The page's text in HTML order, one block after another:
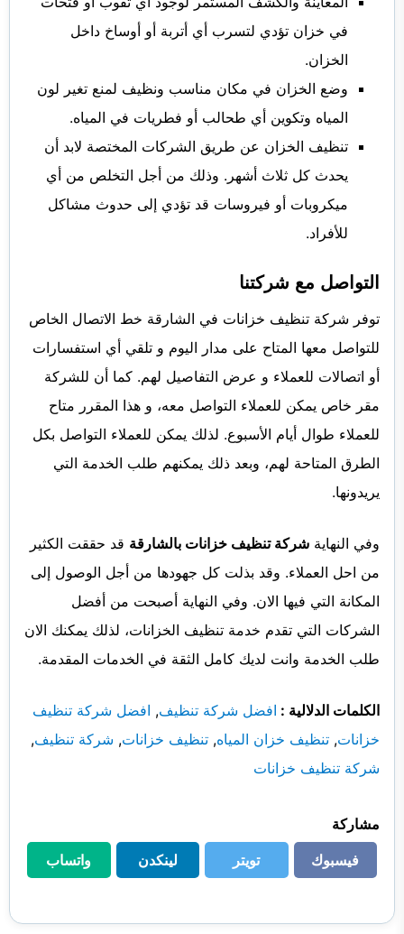
في خزان تؤدي لتسرب أي أتربة أو أوساخ داخل
الخزان.
وضع الخزان في مكان مناسب ونظيف لمنع تغير لون
المياه وتكوين أي طحالب أو فطريات في المياه.
تنظيف الخزان عن طريق الشركات المختصة لابد أن
يحدث كل ثلاث أشهر. وذلك من أجل التخلص من أي
ميكروبات أو فيروسات قد تؤدي إلى حدوث مشاكل
للأفراد.
التواصل مع شركتنا
توفر شركة تنظيف خزانات في الشارقة خط الاتصال الخاص
للتواصل معها المتاح على مدار اليوم و تلقي أي استفسارات
أو اتصالات للعملاء و عرض التفاصيل لهم. كما أن للشركة
مقر خاص يمكن للعملاء التواصل معه، و هذا المقرر متاح
للعملاء طوال أيام الأسبوع. لذلك يمكن للعملاء التواصل بكل
الطرق المتاحة لهم، وبعد ذلك يمكنهم طلب الخدمة التي
يريدونها.
وفي النهاية شركة تنظيف خزانات بالشارقة قد حققت الكثير
من احل العملاء. وقد بذلت كل جهودها من أجل الوصول إلى
المكانة التي فيها الان. وفي النهاية أصبحت من أفضل
الشركات التي تقدم خدمة تنظيف الخزانات، لذلك يمكنك الان
طلب الخدمة وانت لديك كامل الثقة في الخدمات المقدمة.
الكلمات الدلالية : افضل شركة تنظيف, افضل شركة تنظيف
خزانات, تنظيف خزان المياه, تنظيف خزانات, شركة تنظيف,
شركة تنظيف خزانات
مشاركة
فيسبوك
فيسبوك
تويتر
تويتر
لينكدن
لينكدن
واتساب
واتساب